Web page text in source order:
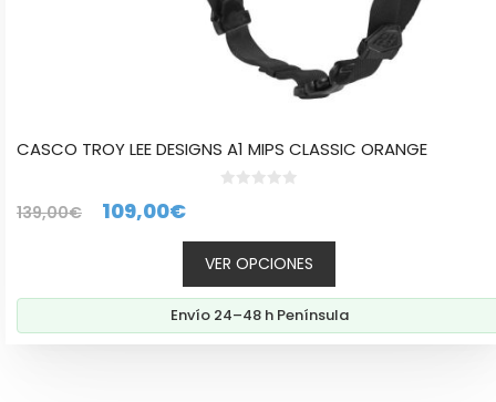
CASCO TROY LEE DESIGNS A1 MIPS CLASSIC ORANGE
5
139,00€
El
era:
139,00€.
109,00€El
precio
actual
es:
109,00€.
VER OPCIONES
Envío 24–48 h Península